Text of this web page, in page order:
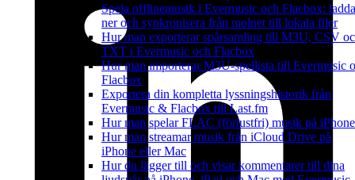
Spela offlinemusik i Evermusic och Flacbox: ladda
ner och synkronisera från molnet till lokala filer
Hur man exporterar spårsamling till M3U, CSV
TXT i Evermusic och Flacbox
Hur man importerar M3U-spellista till Evermusic
Flacbox
Exportera din kompletta lyssningshistorik från
Evermusic & Flacbox till Last.fm
Hur man spelar FLAC (förlustfri) musik på iPhone
Hur man streamar musik från iCloud Drive på
iPhone eller Mac
Hur du lägger till och visar kommentarer till dina